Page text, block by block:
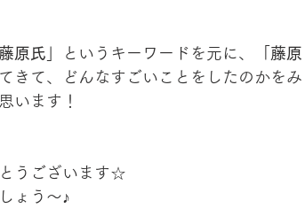
藤原氏 」というキーワードを元に、「 藤原
きて、どんなすごいことをしたのかをみ
います！
うございます☆
ょう～♪